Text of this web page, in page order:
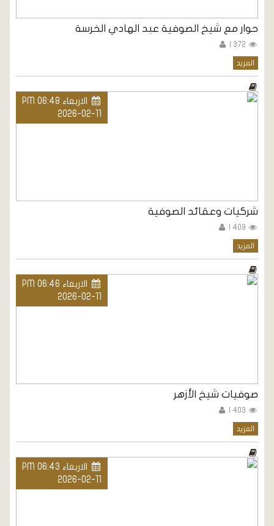
حوار مع شيخ الصوفية عبد الهادي الخرسة
المزيد
الاربعاء PM 06:48
2026-02-11
شركيات وعقائد الصوفية
المزيد
الاربعاء PM 06:46
2026-02-11
صوفيات شيخ الأزهر
المزيد
الاربعاء PM 06:43
2026-02-11